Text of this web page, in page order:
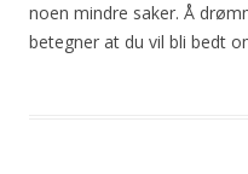
noen mindre saker. Å
betegner at du vil bli bedt